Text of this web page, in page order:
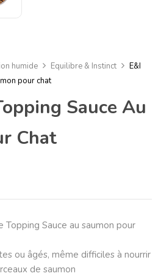
humide Equilibre & Instinct
E&I
pour chat
Sauce Au
Chat
Topping Sauce au saumon pour
ou âgés, même difficiles à nourrir
de saumon